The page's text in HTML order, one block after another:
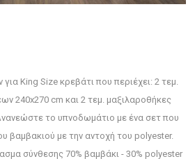
King Size κρεβάτι που περιέχει: 2 τεμ.
240x270 cm και 2 τεμ. μαξιλαροθήκες
το υπνοδωμάτιο με ένα σετ που
βαμβακιού με την αντοχή του polyester.
σύνθεσης 70% βαμβάκι - 30% polyester